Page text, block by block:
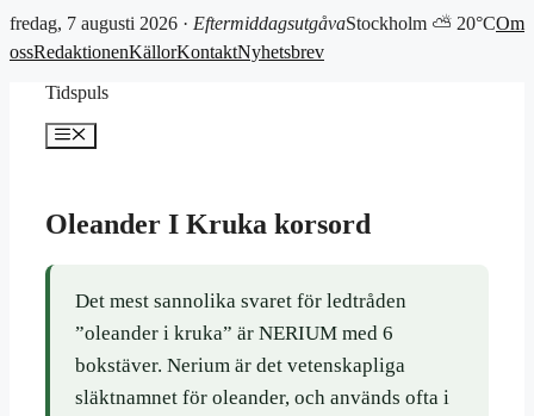
fredag, 7 augusti 2026 · EftermiddagsutgåvaStockholm ⛅ 20°COm
ossRedaktionenKällorKontaktNyhetsbrev
Tidspuls
Meny
Oleander I Kruka korsord
Det mest sannolika svaret för ledtråden
”oleander i kruka” är NERIUM med 6
bokstäver. Nerium är det vetenskapliga
släktnamnet för oleander, och används ofta i